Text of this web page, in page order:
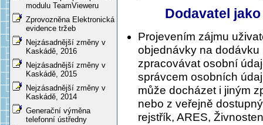
modulu TeamVieweru
Zprovozněna Elektronická
evidence tržeb
Nejzásadnější změny v
Kaskádě, 2016
Nejzásadnější změny v
Kaskádě, 2015
Nejzásadnější změny v
Kaskádě, 2014
Generační výměna
telefonní ústředny
Dodavatel
Projevením zájmu
objednávky na
zpracovávat osobní
správcem osobních
může docházet i jiným
nebo z veřejně
rejstřík, ARES,